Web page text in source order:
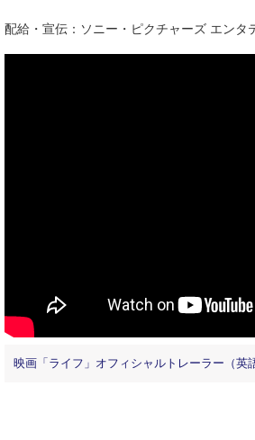
配給・宣伝：ソニー・ピクチャーズ エンタ
映画「ライフ」オフィシャルトレーラー（英